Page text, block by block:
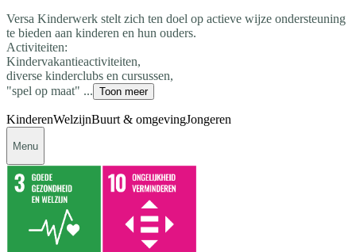
Versa Kinderwerk stelt zich ten doel op actieve wijze ondersteuning
te bieden aan kinderen en hun ouders.
Activiteiten:
Kindervakantieactiviteiten,
diverse kinderclubs en cursussen,
"spel op maat" ... Toon meer
KinderenWelzijnBuurt & omgevingJongeren
Menu